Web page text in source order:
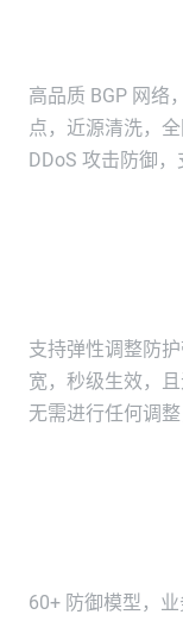
高品质 BGP 网络
点，近源清洗，
DDoS 攻击防御，
支持弹性调整防
宽，秒级生效，
无需进行任何调整
60+ 防御模型，